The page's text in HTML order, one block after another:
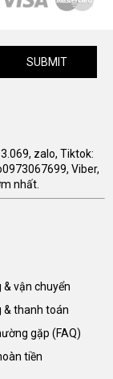
SUBMIT
zalo, Tiktok:
Viber,
nhất.
& vận chuyển
& thanh toán
gặp (FAQ)
tiền